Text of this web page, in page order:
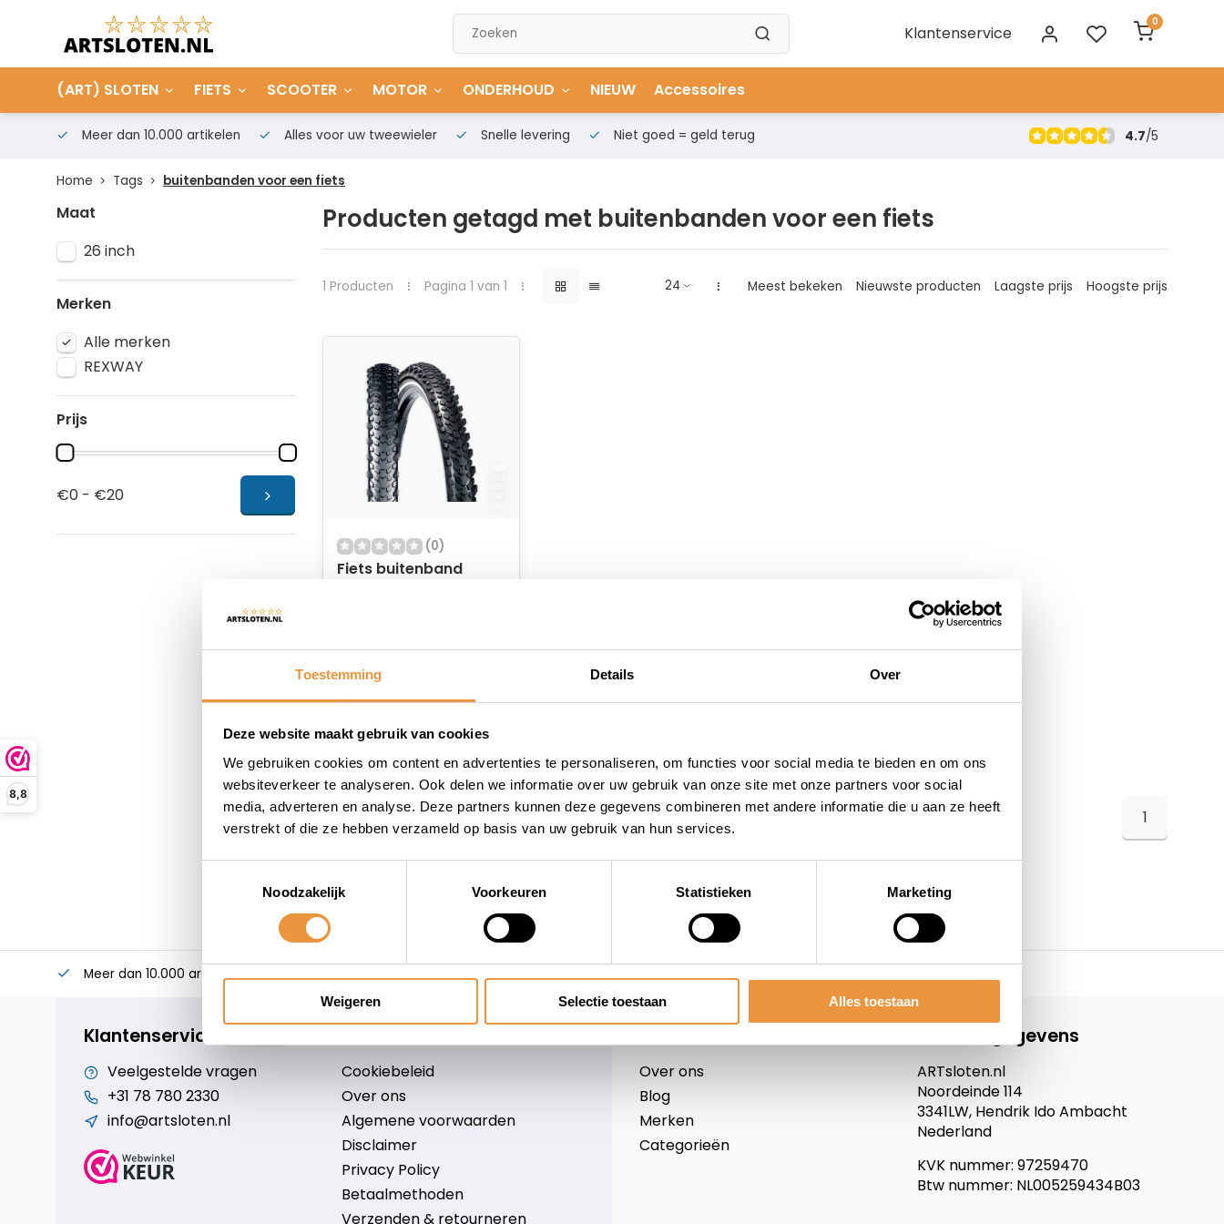
Toestemming Details Over
Deze website maakt gebruik van cookies
We gebruiken cookies om content en advertenties te personaliseren, om functies voor social media te bieden en om ons
websiteverkeer te analyseren. Ook delen we informatie over uw gebruik van onze site met onze partners voor social
media, adverteren en analyse. Deze partners kunnen deze gegevens combineren met andere informatie die u aan ze heeft
verstrekt of die ze hebben verzameld op basis van uw gebruik van hun services.
Noodzakelijk
Voorkeuren Statistieken Marketing
Weigeren Selectie toestaan Alles toestaan
8,8
Klantenservice
0
(ART) SLOTEN FIETS SCOOTER MOTOR ONDERHOUD NIEUW Accessoires
Meer dan 10.000 artikelen Alles voor uw tweewieler Snelle levering Niet goed = geld terug 4.7/5
Home Tags buitenbanden voor een fiets
Maat
26 inch
Merken
Alle merken
REXWAY
Prijs
€0 - €20
Producten getagd met buitenbanden voor een fiets
1 Producten Pagina 1 van 1 Meest bekeken Nieuwste producten Laagste prijs Hoogste prijs
(0)
Fiets buitenband
19,89
1
Meer dan 10.000 artikelen Alles voor uw tweewieler Snelle levering Niet goed = geld terug
Klantenservice
Veelgestelde vragen
+31 78 780 2330
info@artsloten.nl
Cookiebeleid
Over ons
Algemene voorwaarden
Disclaimer
Privacy Policy
Betaalmethoden
Verzenden & retourneren
Over ons
Blog
Merken
Categorieën
Contactgegevens
ARTsloten.nl
Noordeinde 114
3341LW, Hendrik Ido Ambacht
Nederland
KVK nummer: 97259470
Btw nummer: NL005259434B03